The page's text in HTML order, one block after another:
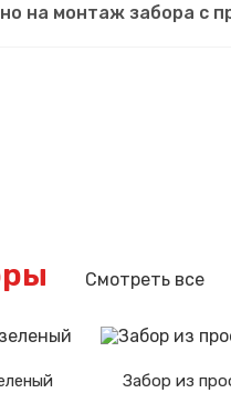
на монтаж забора с
Смотреть все
Забор из